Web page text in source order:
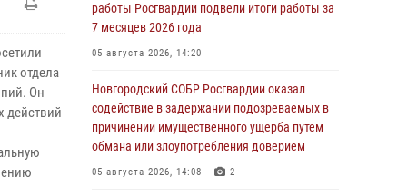
отдела
Он
действий
работы Росгвардии подвели итоги работы за
7 месяцев 2026 года
05 августа 2026, 14:20
Новгородский СОБР Росгвардии оказал
содействие в задержании подозреваемых в
причинении имущественного ущерба путем
обмана или злоупотребления доверием
05 августа 2026, 14:08 2